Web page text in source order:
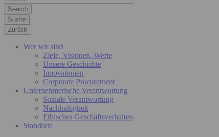
Suche
Zurück
Wer wir sind
Ziele, Visionen, Werte
Unsere Geschichte
Innovationen
Corporate Procurement
Unternehmerische Verantwortung
Soziale Verantwortung
Nachhaltigkeit
Ethisches Geschäftsverhalten
Standorte